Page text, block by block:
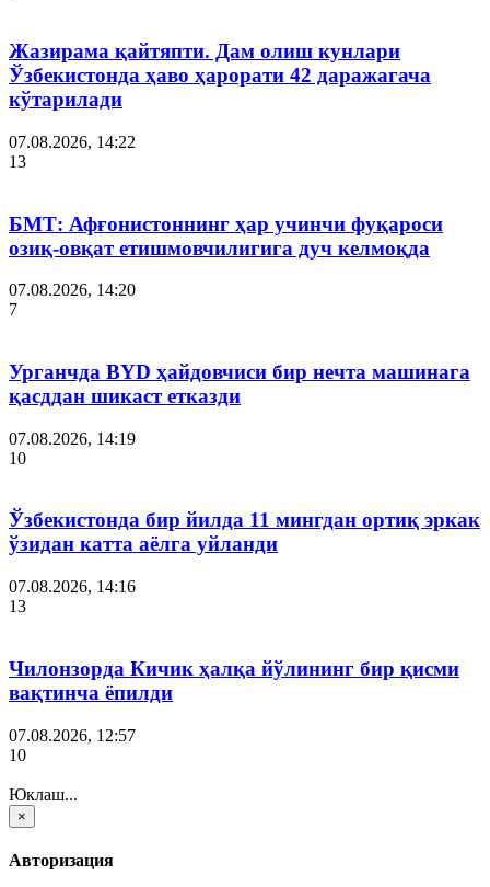
Жазирама қайтяпти. Дам олиш кунлари
Ўзбекистонда ҳаво ҳарорати 42 даражагача
кўтарилади
07.08.2026, 14:22
13
БМТ: Афғонистоннинг ҳар учинчи фуқароси
озиқ-овқат етишмовчилигига дуч келмоқда
07.08.2026, 14:20
7
Урганчда BYD ҳайдовчиси бир нечта машинага
қасддан шикаст етказди
07.08.2026, 14:19
10
Ўзбекистонда бир йилда 11 мингдан ортиқ эркак
ўзидан катта аёлга уйланди
07.08.2026, 14:16
13
Чилонзорда Кичик ҳалқа йўлининг бир қисми
вақтинча ёпилди
07.08.2026, 12:57
10
Юклаш...
×
Авторизация